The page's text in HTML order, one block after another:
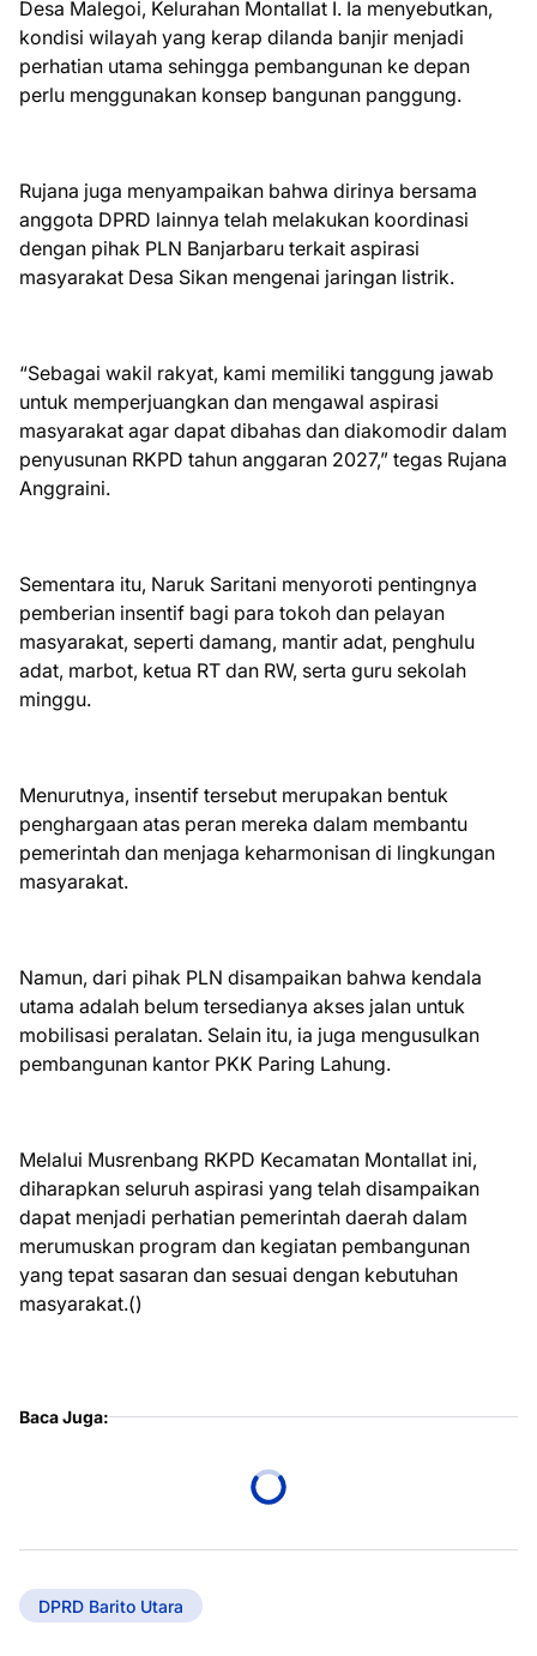
Desa Malegoi, Kelurahan Montallat I. Ia menyebutkan,
kondisi wilayah yang kerap dilanda banjir menjadi
perhatian utama sehingga pembangunan ke depan
perlu menggunakan konsep bangunan panggung.
Rujana juga menyampaikan bahwa dirinya bersama
anggota DPRD lainnya telah melakukan koordinasi
dengan pihak PLN Banjarbaru terkait aspirasi
masyarakat Desa Sikan mengenai jaringan listrik.
“Sebagai wakil rakyat, kami memiliki tanggung jawab
untuk memperjuangkan dan mengawal aspirasi
masyarakat agar dapat dibahas dan diakomodir dalam
penyusunan RKPD tahun anggaran 2027,” tegas Rujana
Anggraini.
Sementara itu, Naruk Saritani menyoroti pentingnya
pemberian insentif bagi para tokoh dan pelayan
masyarakat, seperti damang, mantir adat, penghulu
adat, marbot, ketua RT dan RW, serta guru sekolah
minggu.
Menurutnya, insentif tersebut merupakan bentuk
penghargaan atas peran mereka dalam membantu
pemerintah dan menjaga keharmonisan di lingkungan
masyarakat.
Namun, dari pihak PLN disampaikan bahwa kendala
utama adalah belum tersedianya akses jalan untuk
mobilisasi peralatan. Selain itu, ia juga mengusulkan
pembangunan kantor PKK Paring Lahung.
Melalui Musrenbang RKPD Kecamatan Montallat ini,
diharapkan seluruh aspirasi yang telah disampaikan
dapat menjadi perhatian pemerintah daerah dalam
merumuskan program dan kegiatan pembangunan
yang tepat sasaran dan sesuai dengan kebutuhan
masyarakat.()
Baca Juga:
DPRD Barito Utara